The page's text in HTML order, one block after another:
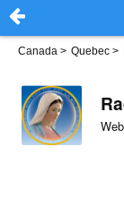
Canada > Quebec >
Web